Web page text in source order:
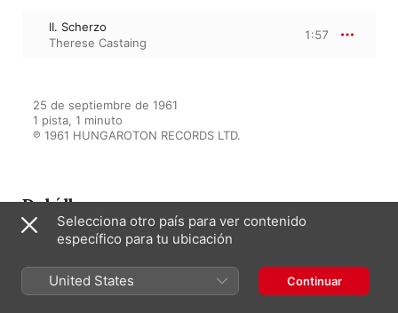
II. Scherzo
Therese Castaing
1:57
25 de septiembre de 1961
1 pista, 1 minuto
℗ 1961 HUNGAROTON RECORDS LTD.
Del álbum
Zongoraverseny 1961 - 2/3
(Hungaroton Classics)
Selecciona otro país para ver contenido
específico para tu ubicación
United States Continuar